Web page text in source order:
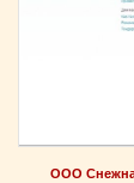
ООО